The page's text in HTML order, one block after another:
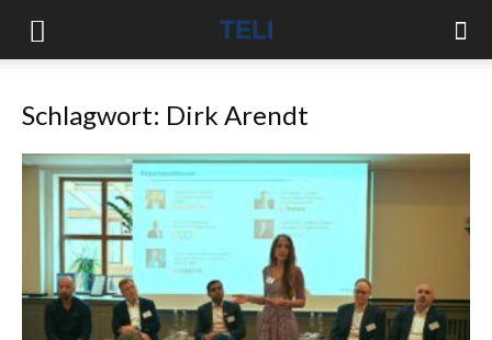
Schlagwort: Dirk Arendt